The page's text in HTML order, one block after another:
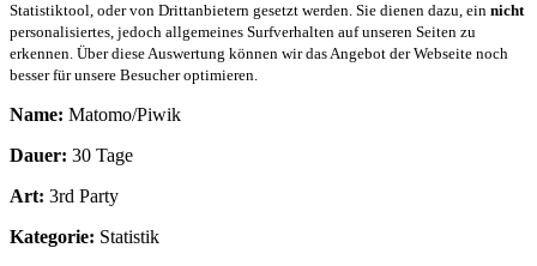
Statistiktool, oder von Drittanbietern gesetzt werden. Sie dienen dazu, ein nicht
personalisiertes, jedoch allgemeines Surfverhalten auf unseren Seiten zu
erkennen. Über diese Auswertung können wir das Angebot der Webseite noch
besser für unsere Besucher optimieren.
Name: Matomo/Piwik
Dauer: 30 Tage
Art: 3rd Party
Kategorie: Statistik